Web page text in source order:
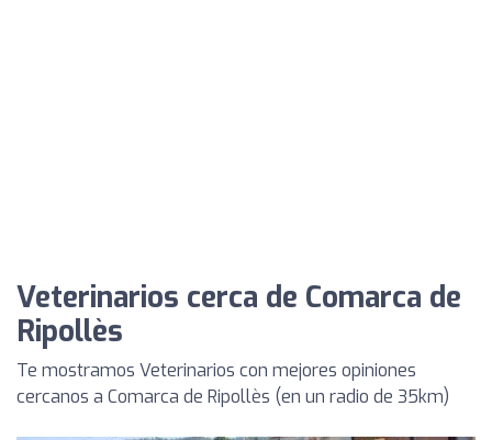
Veterinarios cerca de Comarca de
Ripollès
Te mostramos Veterinarios con mejores opiniones
cercanos a Comarca de Ripollès (en un radio de 35km)